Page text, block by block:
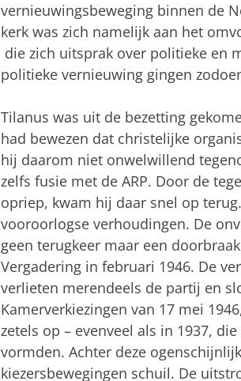
vernieuwingsbeweging binnen de
kerk was zich namelijk aan het
die zich uitsprak over politieke en
politieke vernieuwing gingen
Tilanus was uit de bezetting
had bewezen dat christelijke
hij daarom niet onwelwillend
zelfs fusie met de ARP. Door de
opriep, kwam hij daar snel op
vooroorlogse verhoudingen. De
geen terugkeer maar een
Vergadering in februari 1946. De
verlieten merendeels de partij en
Kamerverkiezingen van 17 mei
zetels op – evenveel als in 1937,
vormden. Achter deze
kiezersbewegingen schuil. De